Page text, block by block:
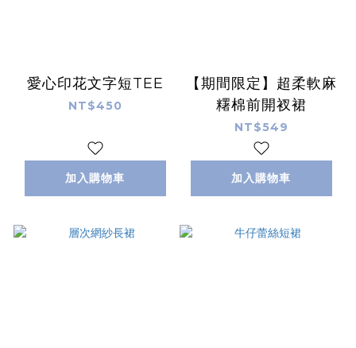
愛心印花文字短TEE
NT$450
加入購物車
【期間限定】超柔軟麻
糬棉前開衩裙
NT$549
加入購物車